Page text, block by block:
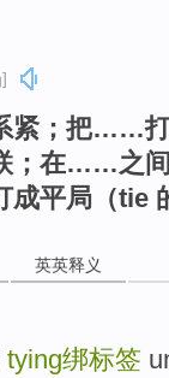
紧；把……
；在……之
成平局（tie
英英释义
tying绑标签